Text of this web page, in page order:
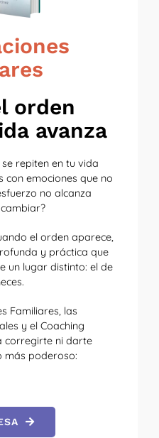
orden
avanza
repiten en tu vida
con emociones que no
no alcanza
el orden aparece,
y práctica que
un lugar distinto: el de
Familiares, las
y el Coaching
corregirte ni darte
más poderoso: